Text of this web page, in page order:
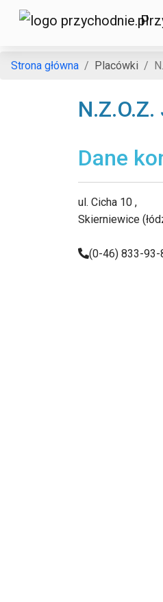
Strona główna Placówki
Dane
ul. Cicha 10 ,
Skierniewice
(0-46) 833-93-